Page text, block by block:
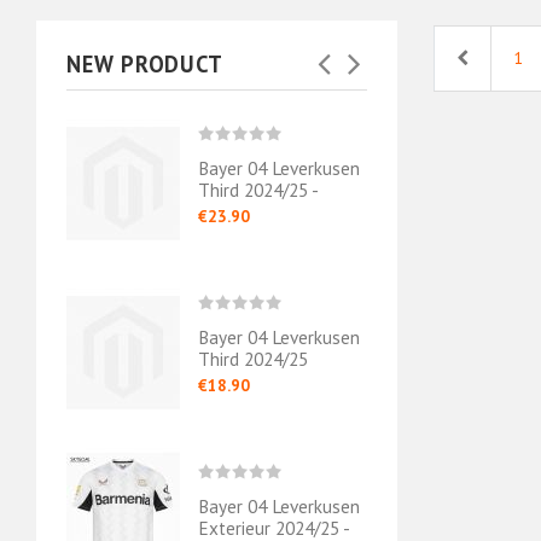
NEW PRODUCT
Bayer 04 Leverkusen
Third 2024/25 -
Authentic
€23.90
Bayer 04 Leverkusen
Third 2024/25
€18.90
Bayer 04 Leverkusen
Exterieur 2024/25 -
Previous1